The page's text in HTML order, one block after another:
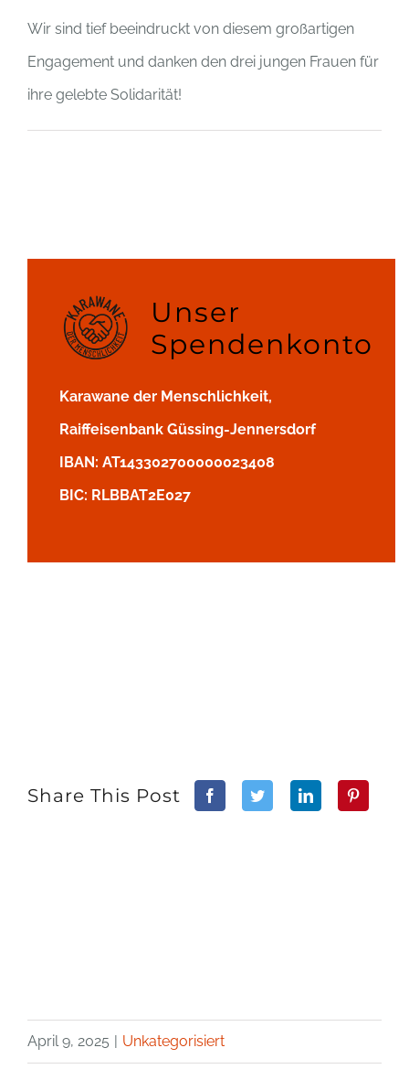
Wir sind tief beeindruckt von diesem großartigen
Engagement und danken den drei jungen Frauen für
ihre gelebte Solidarität!
Unser
Spendenkonto
Karawane der Menschlichkeit,
Raiffeisenbank Güssing-Jennersdorf
IBAN: AT143302700000023408
BIC: RLBBAT2E027
Share This Post
April 9, 2025 | Unkategorisiert